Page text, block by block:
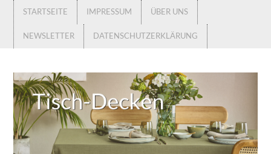
STARTSEITE IMPRESSUM ÜBER UNS
NEWSLETTER DATENSCHUTZERKLÄRUNG